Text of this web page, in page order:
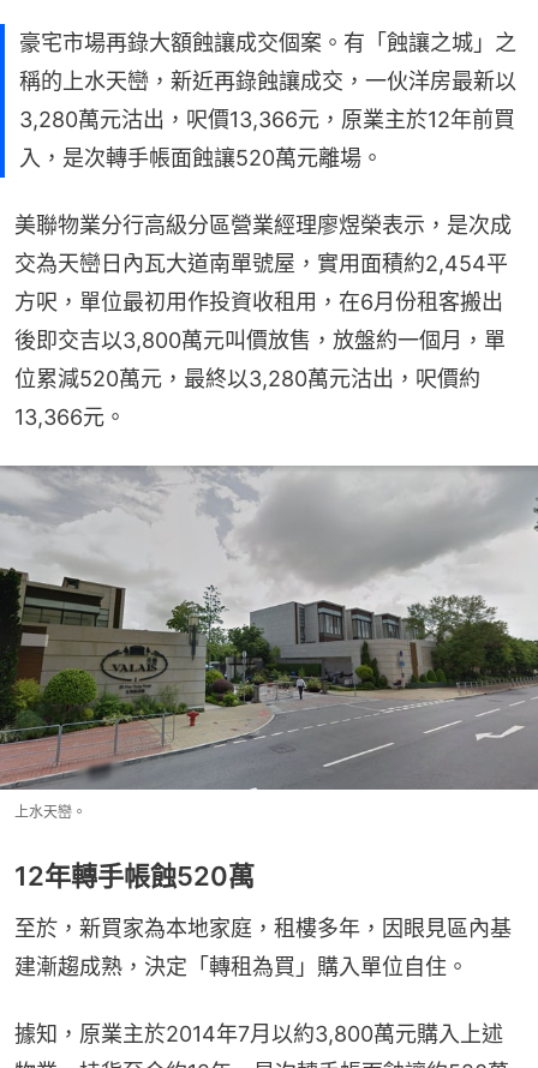
豪宅市場再錄大額蝕讓成交個案。有「蝕讓之城」之
稱的上水天巒，新近再錄蝕讓成交，一伙洋房最新以
3,280萬元沽出，呎價13,366元，原業主於12年前買
入，是次轉手帳面蝕讓520萬元離場。
美聯物業分行高級分區營業經理廖煜榮表示，是次成
交為天巒日內瓦大道南單號屋，實用面積約2,454平
方呎，單位最初用作投資收租用，在6月份租客搬出
後即交吉以3,800萬元叫價放售，放盤約一個月，單
位累減520萬元，最終以3,280萬元沽出，呎價約
13,366元。
上水天巒。
12年轉手帳蝕520萬
至於，新買家為本地家庭，租樓多年，因眼見區內基
建漸趨成熟，決定「轉租為買」購入單位自住。
據知，原業主於2014年7月以約3,800萬元購入上述